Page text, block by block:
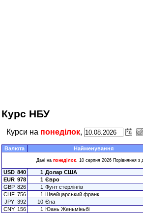
Курс НБУ
Курси на понеділок,
Валюта Найменування
Дані на понеділок, 10 серпня 2026 Порівняння з
USD 840 1 Долар США
EUR 978 1 Євро
GBP 826 1 Фунт стерлінгів
CHF 756 1 Швейцарський франк
JPY 392 10 Єна
CNY 156 1 Юань Женьміньбі